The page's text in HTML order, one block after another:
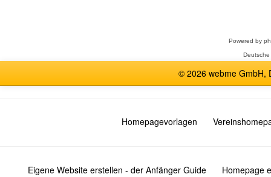
Powered by
© 2026 webme GmbH,
Homepagevorlagen
Eigene Website erstellen - der Anfänger Guide Homepage